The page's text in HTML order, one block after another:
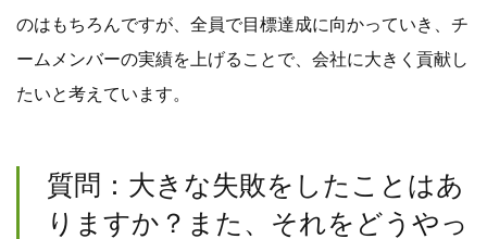
のはもちろんですが、全員で目標達成に向かっていき、チ
ームメンバーの実績を上げることで、会社に大きく貢献し
たいと考えています。
質問：大きな失敗をしたことはあ
りますか？また、それをどうやっ